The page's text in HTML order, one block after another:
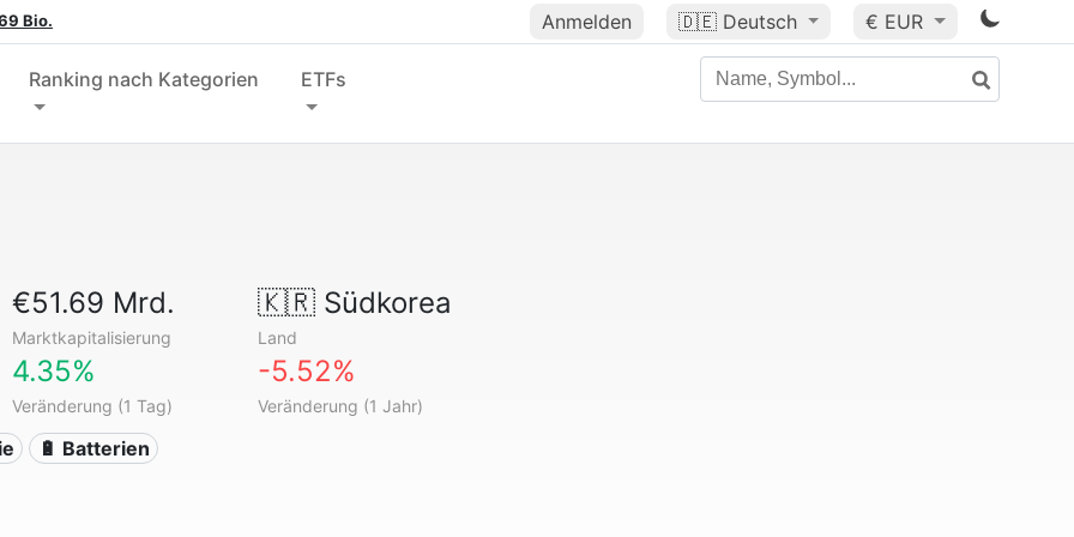
Bio. Anmelden 🇩🇪 Deutsch € EUR
Ranking nach Kategorien ETFs
€51.69 Mrd.
Marktkapitalisierung
🇰🇷Südkorea
Land
4.35%
Veränderung (1 Tag)
-5.52%
Veränderung (1 Jahr)
🔋 Batterien